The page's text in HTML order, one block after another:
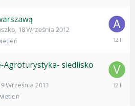
, 18 Września 2012
14
Agroturystyka- siedlisko
9 Września 2013